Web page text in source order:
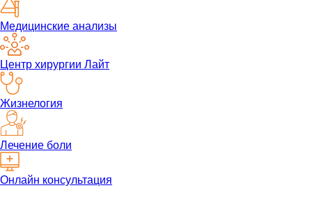
Медицинские анализы
Центр хирургии Лайт
Жизнелогия
Лечение боли
Онлайн консультация